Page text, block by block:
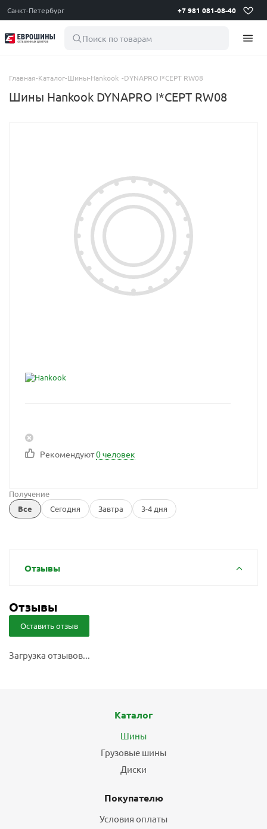
Санкт-Петербург +7 981 081-08-40
Поиск по товарам
Главная-Каталог-Шины-Hankook -DYNAPRO I*CEPT RW08
Шины Hankook DYNAPRO I*CEPT RW08
Рекомендуют0 человек
Получение
Все
Сегодня Завтра 3-4 дня
Отзывы
Отзывы
Оставить отзыв
Загрузка отзывов...
Каталог
Шины
Грузовые шины
Диски
Покупателю
Условия оплаты